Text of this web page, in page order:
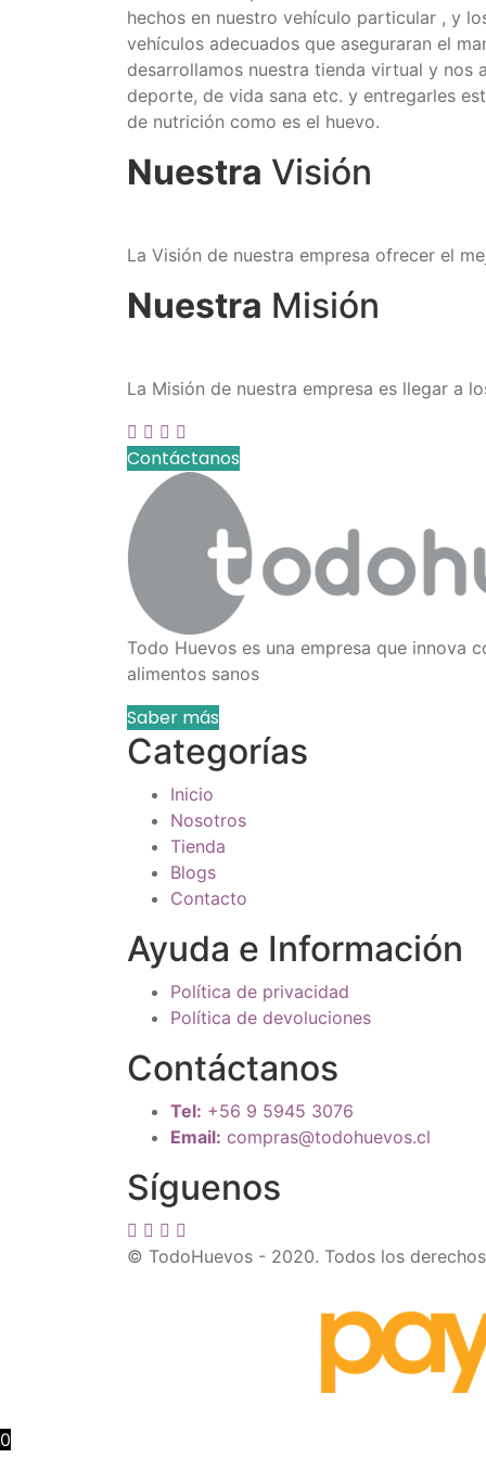
hechos en nuestro vehículo particular , y
vehículos adecuados que aseguraran el
desarrollamos nuestra tienda virtual y nos
deporte, de vida sana etc. y entregarles
de nutrición como es el huevo.
Nuestra Visión
La Visión de nuestra empresa ofrecer el
Nuestra Misión
La Misión de nuestra empresa es llegar a
Contáctanos
Todo Huevos es una empresa que innova
alimentos sanos
Saber más
Categorías
Inicio
Nosotros
Tienda
Blogs
Contacto
Ayuda e Información
Política de privacidad
Política de devoluciones
Contáctanos
Tel: +56 9 5945 3076
Email: compras@todohuevos.cl
Síguenos
© TodoHuevos - 2020. Todos los
0